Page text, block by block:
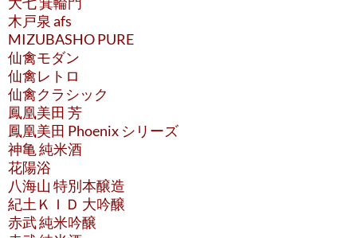
木戸泉 afs
MIZUBASHO PURE
仙禽モダン
仙禽レトロ
仙禽クラシック
鳳凰美田 芳
鳳凰美田 Phoenix シリーズ
神亀 純米酒
花陽浴
八海山 特別本醸造
紀土ＫＩＤ 大吟醸
赤武 純米吟醸